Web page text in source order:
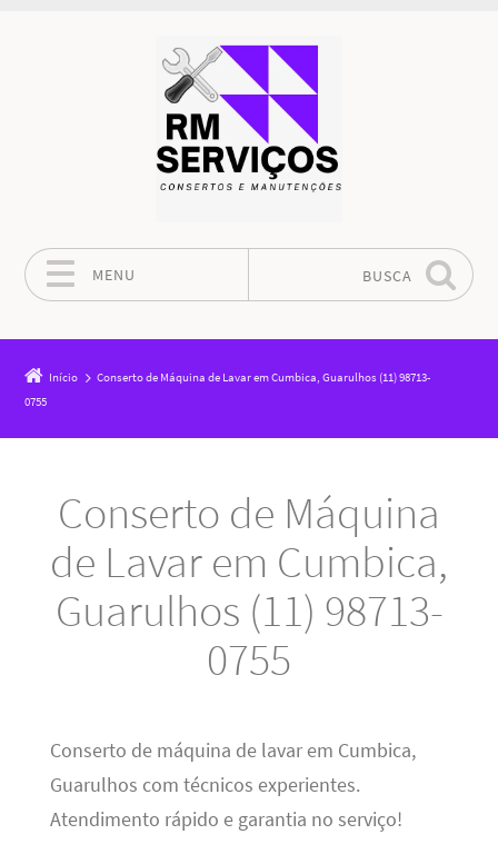
MENU BUSCA
Início
Conserto de Máquina de Lavar em Cumbica, Guarulhos (11) 98713-
0755
Conserto de Máquina
de Lavar em Cumbica,
Guarulhos (11) 98713-
0755
Conserto de máquina de lavar em Cumbica,
Guarulhos com técnicos experientes.
Atendimento rápido e garantia no serviço!